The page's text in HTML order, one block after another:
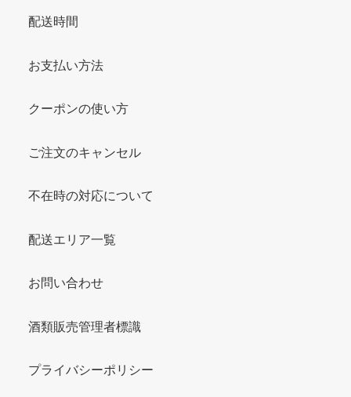
配送時間
お支払い方法
クーポンの使い方
ご注文のキャンセル
不在時の対応について
配送エリア一覧
お問い合わせ
酒類販売管理者標識
プライバシーポリシー